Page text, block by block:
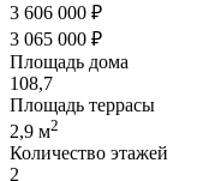
3 606 000 ₽
3 065 000 ₽
Площадь дома
108,7
Площадь террасы
2,9 м2
Количество этажей
2